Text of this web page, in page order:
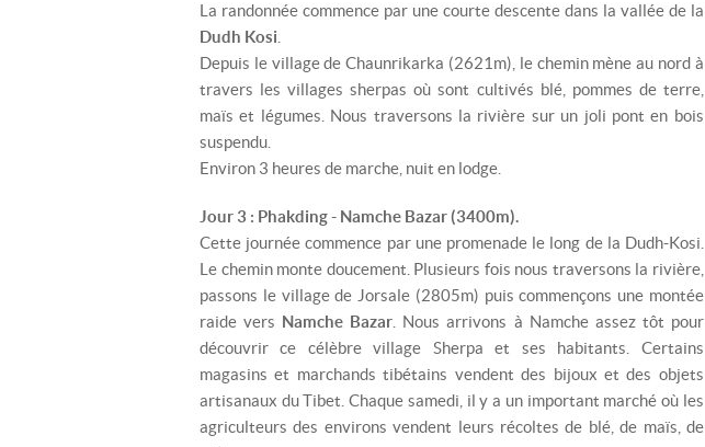
La randonnée commence par une courte descente dans la vallée de la
Dudh Kosi
Depuis le village de Chaunrikarka (2621m), le chemin mène au nord à
travers les villages sherpas où sont cultivés blé, pommes de terre,
maïs et légumes. Nous traversons la rivière sur un joli pont en bois
suspendu.
Environ 3 heures de marche, nuit en lodge.
Jour 3 : Phakding - Namche Bazar (3400m).
Cette journée commence par une promenade le long de la Dudh-Kosi.
Le chemin monte doucement. Plusieurs fois nous traversons la rivière,
passons le village de Jorsale (2805m) puis commençons une montée
raide vers Namche Bazar . Nous arrivons à Namche assez tôt pour
découvrir ce célèbre village Sherpa et ses habitants. Certains
magasins et marchands tibétains vendent des bijoux et des objets
artisanaux du Tibet. Chaque samedi, il y a un important marché où les
agriculteurs des environs vendent leurs récoltes de blé, de maïs, de